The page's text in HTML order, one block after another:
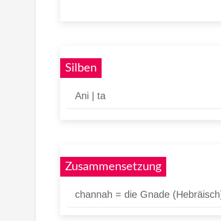
Silben
Ani | ta
Zusammensetzung
channah = die Gnade